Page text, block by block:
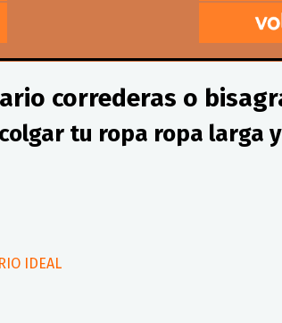
correderas o
tu ropa ropa larga
IDEAL